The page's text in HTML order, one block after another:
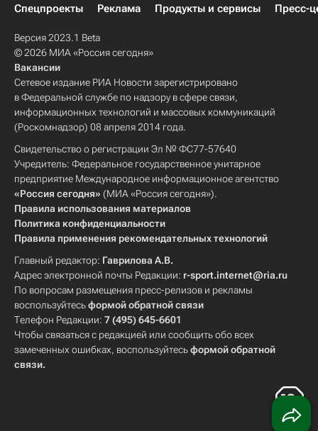
Спецпроекты
Реклама Продукты и сервисы Пресс-
Версия 2023.1 Beta
© 2026 МИА «Россия сегодня»
Вакансии
Сетевое издание РИА Новости зарегистрировано
в Федеральной службе по надзору в сфере связи,
информационных технологий и массовых коммуникаций
(Роскомнадзор) 08 апреля 2014 года.
Свидетельство о регистрации Эл № ФС77-57640
Учредитель: Федеральное государственное унитарное
предприятие Международное информационное агентство
«Россия сегодня» (МИА «Россия сегодня»).
Правила использования материалов
Политика конфиденциальности
Правила применения рекомендательных технологий
Главный редактор: Гаврилова А.В.
Адрес электронной почты Редакции: r-sport.internet@ria.ru
По вопросам размещения пресс-релизов и рекламы
воспользуйтесьформой обратной связи
Телефон Редакции: 7 (495) 645-6601
Чтобы связаться с редакцией или сообщить обо всех
замеченных ошибках, воспользуйтесьформой обратной
связи.